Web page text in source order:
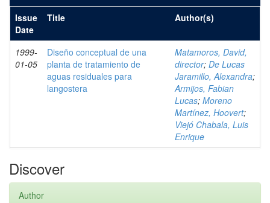
Issue
Date
Title Author(s)
1999-
01-05
Diseño conceptual de una
planta de tratamiento de
aguas residuales para
langostera
Matamoros, David,
director; De Lucas
Jaramillo, Alexandra;
Armijos, Fabian
Lucas; Moreno
Martínez, Hoovert;
Viejó Chabala, Luis
Enrique
Discover
Author